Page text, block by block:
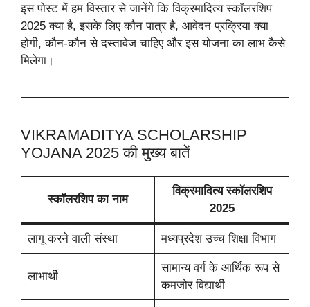
इस पोस्ट में हम विस्तार से जानेंगे कि विक्रमादित्य स्कॉलरशिप
2025 क्या है, इसके लिए कौन पात्र है, आवेदन प्रक्रिया क्या
होगी, कौन-कौन से दस्तावेज चाहिए और इस योजना का लाभ कैसे
मिलेगा।
VIKRAMADITYA SCHOLARSHIP
YOJANA 2025 की मुख्य बातें
स्कॉलरशिप का नाम
विक्रमादित्य स्कॉलरशिप
2025
लागू करने वाली संस्था मध्यप्रदेश उच्च शिक्षा विभाग
लाभार्थी
सामान्य वर्ग के आर्थिक रूप से
कमजोर विद्यार्थी